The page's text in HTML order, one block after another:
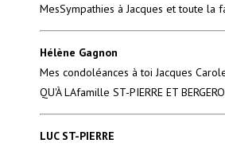
MesSympathies à Jacques et toute la
Hélène Gagnon
Mes condoléances à toi Jacques
QU'À LAfamille ST-PIERRE ET
LUC ST-PIERRE